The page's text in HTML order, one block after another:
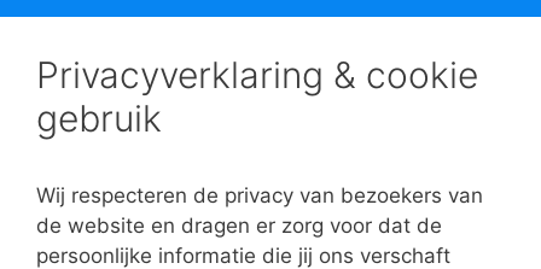
Privacyverklaring & cookie
gebruik
Wij respecteren de privacy van bezoekers van
de website en dragen er zorg voor dat de
persoonlijke informatie die jij ons verschaft